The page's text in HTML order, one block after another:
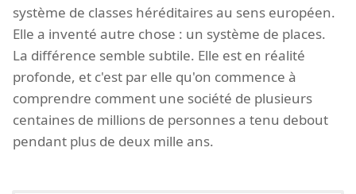
système de classes héréditaires au sens européen.
Elle a inventé autre chose : un système de places.
La différence semble subtile. Elle est en réalité
profonde, et c'est par elle qu'on commence à
comprendre comment une société de plusieurs
centaines de millions de personnes a tenu debout
pendant plus de deux mille ans.